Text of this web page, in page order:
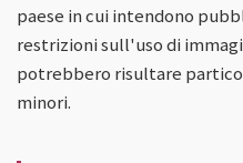
paese in cui intendono
restrizioni sull'uso di
potrebbero risultare
minori.